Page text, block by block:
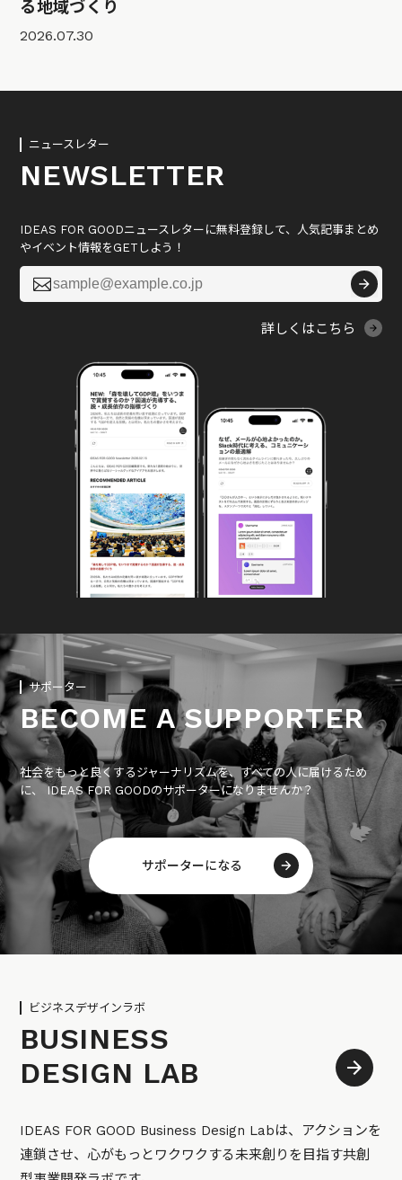
る地域づくり
2026.07.30
ニュースレター
NEWSLETTER
IDEAS FOR GOODニュースレターに無料登録して、人気記事まとめ
やイベント情報をGETしよう！

詳しくはこちら
サポーター
BECOME A SUPPORTER
社会をもっと良くするジャーナリズムを、すべての人に届けるため
に、 IDEAS FOR GOODのサポーターになりませんか？
サポーターになる
ビジネスデザインラボ
BUSINESS
DESIGN LAB
IDEAS FOR GOOD Business Design Labは、アクションを
連鎖させ、心がもっとワクワクする未来創りを目指す共創